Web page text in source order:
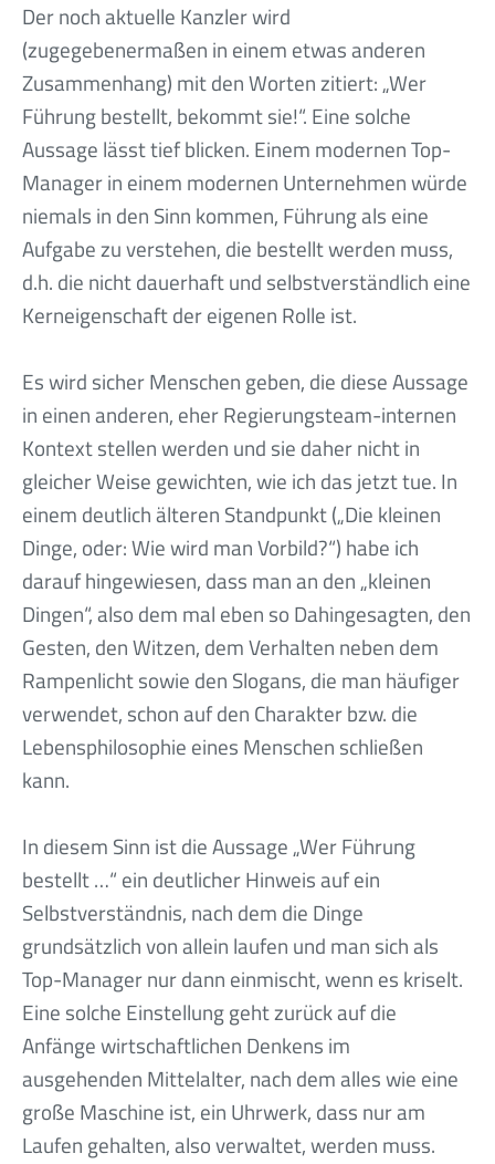
Der noch aktuelle Kanzler wird
(zugegebenermaßen in einem etwas anderen
Zusammenhang) mit den Worten zitiert: „Wer
Führung bestellt, bekommt sie!“. Eine solche
Aussage lässt tief blicken. Einem modernen Top-
Manager in einem modernen Unternehmen würde
niemals in den Sinn kommen, Führung als eine
Aufgabe zu verstehen, die bestellt werden muss,
d.h. die nicht dauerhaft und selbstverständlich eine
Kerneigenschaft der eigenen Rolle ist.
Es wird sicher Menschen geben, die diese Aussage
in einen anderen, eher Regierungsteam-internen
Kontext stellen werden und sie daher nicht in
gleicher Weise gewichten, wie ich das jetzt tue. In
einem deutlich älteren Standpunkt („Die kleinen
Dinge, oder: Wie wird man Vorbild?“) habe ich
darauf hingewiesen, dass man an den „kleinen
Dingen“, also dem mal eben so Dahingesagten, den
Gesten, den Witzen, dem Verhalten neben dem
Rampenlicht sowie den Slogans, die man häufiger
verwendet, schon auf den Charakter bzw. die
Lebensphilosophie eines Menschen schließen
kann.
In diesem Sinn ist die Aussage „Wer Führung
bestellt …“ ein deutlicher Hinweis auf ein
Selbstverständnis, nach dem die Dinge
grundsätzlich von allein laufen und man sich als
Top-Manager nur dann einmischt, wenn es kriselt.
Eine solche Einstellung geht zurück auf die
Anfänge wirtschaftlichen Denkens im
ausgehenden Mittelalter, nach dem alles wie eine
große Maschine ist, ein Uhrwerk, dass nur am
Laufen gehalten, also verwaltet, werden muss.